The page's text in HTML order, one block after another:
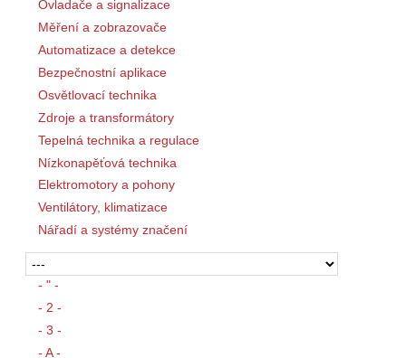
Ovladače a signalizace
Měření a zobrazovače
Automatizace a detekce
Bezpečnostní aplikace
Osvětlovací technika
Zdroje a transformátory
Tepelná technika a regulace
Nízkonapěťová technika
Elektromotory a pohony
Ventilátory, klimatizace
Nářadí a systémy značení
- " -
- 2 -
- 3 -
- A -